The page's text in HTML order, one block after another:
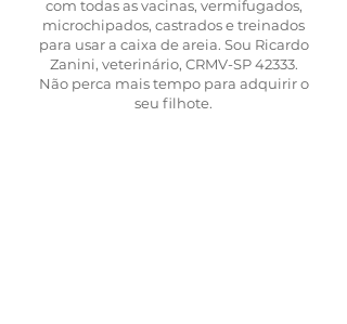
com todas as vacinas, vermifugados,
microchipados, castrados e treinados
para usar a caixa de areia. Sou Ricardo
Zanini, veterinário, CRMV-SP 42333.
Não perca mais tempo para adquirir o
seu filhote.